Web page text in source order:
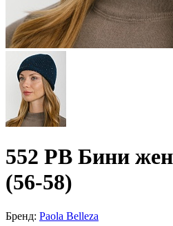
552 PB Бини
(56-58)
Бренд: Paola Belleza